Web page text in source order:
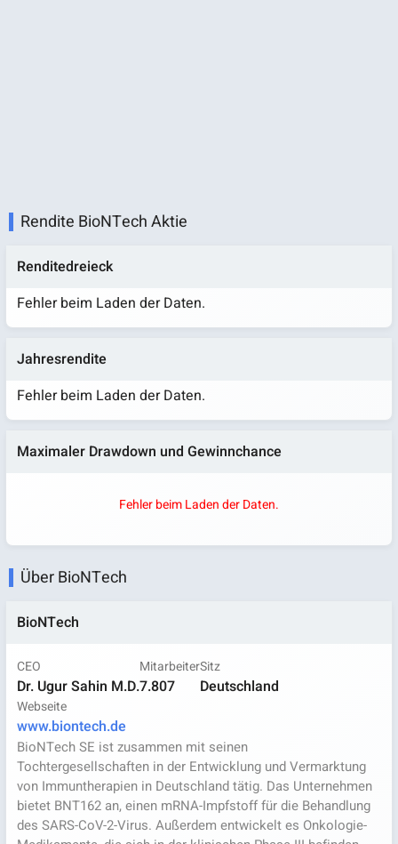
Rendite BioNTech Aktie
Renditedreieck
Fehler beim Laden der Daten.
Jahresrendite
Fehler beim Laden der Daten.
Maximaler Drawdown und Gewinnchance
Fehler beim Laden der Daten.
Über BioNTech
BioNTech
CEO
Dr. Ugur Sahin M.D.
Mitarbeiter
7.807
Sitz
Deutschland
Webseite
www.biontech.de
BioNTech SE ist zusammen mit seinen
Tochtergesellschaften in der Entwicklung und Vermarktung
von Immuntherapien in Deutschland tätig. Das Unternehmen
bietet BNT162 an, einen mRNA-Impfstoff für die Behandlung
des SARS-CoV-2-Virus. Außerdem entwickelt es Onkologie-